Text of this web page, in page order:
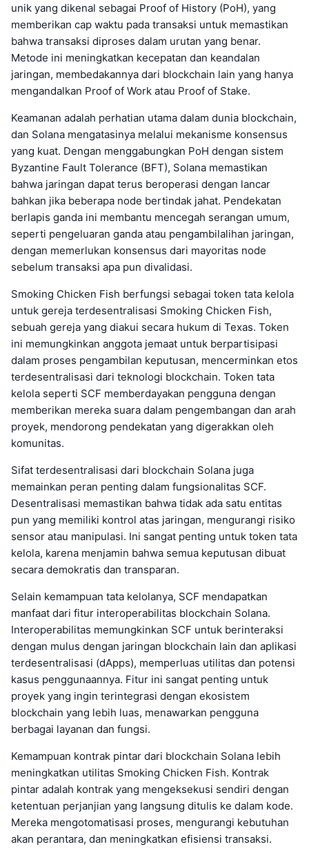
unik yang dikenal sebagai Proof of History (PoH), yang
memberikan cap waktu pada transaksi untuk memastikan
bahwa transaksi diproses dalam urutan yang benar.
Metode ini meningkatkan kecepatan dan keandalan
jaringan, membedakannya dari blockchain lain yang hanya
mengandalkan Proof of Work atau Proof of Stake.
Keamanan adalah perhatian utama dalam dunia blockchain,
dan Solana mengatasinya melalui mekanisme konsensus
yang kuat. Dengan menggabungkan PoH dengan sistem
Byzantine Fault Tolerance (BFT), Solana memastikan
bahwa jaringan dapat terus beroperasi dengan lancar
bahkan jika beberapa node bertindak jahat. Pendekatan
berlapis ganda ini membantu mencegah serangan umum,
seperti pengeluaran ganda atau pengambilalihan jaringan,
dengan memerlukan konsensus dari mayoritas node
sebelum transaksi apa pun divalidasi.
Smoking Chicken Fish berfungsi sebagai token tata kelola
untuk gereja terdesentralisasi Smoking Chicken Fish,
sebuah gereja yang diakui secara hukum di Texas. Token
ini memungkinkan anggota jemaat untuk berpartisipasi
dalam proses pengambilan keputusan, mencerminkan etos
terdesentralisasi dari teknologi blockchain. Token tata
kelola seperti SCF memberdayakan pengguna dengan
memberikan mereka suara dalam pengembangan dan arah
proyek, mendorong pendekatan yang digerakkan oleh
komunitas.
Sifat terdesentralisasi dari blockchain Solana juga
memainkan peran penting dalam fungsionalitas SCF.
Desentralisasi memastikan bahwa tidak ada satu entitas
pun yang memiliki kontrol atas jaringan, mengurangi risiko
sensor atau manipulasi. Ini sangat penting untuk token tata
kelola, karena menjamin bahwa semua keputusan dibuat
secara demokratis dan transparan.
Selain kemampuan tata kelolanya, SCF mendapatkan
manfaat dari fitur interoperabilitas blockchain Solana.
Interoperabilitas memungkinkan SCF untuk berinteraksi
dengan mulus dengan jaringan blockchain lain dan aplikasi
terdesentralisasi (dApps), memperluas utilitas dan potensi
kasus penggunaannya. Fitur ini sangat penting untuk
proyek yang ingin terintegrasi dengan ekosistem
blockchain yang lebih luas, menawarkan pengguna
berbagai layanan dan fungsi.
Kemampuan kontrak pintar dari blockchain Solana lebih
meningkatkan utilitas Smoking Chicken Fish. Kontrak
pintar adalah kontrak yang mengeksekusi sendiri dengan
ketentuan perjanjian yang langsung ditulis ke dalam kode.
Mereka mengotomatisasi proses, mengurangi kebutuhan
akan perantara, dan meningkatkan efisiensi transaksi.